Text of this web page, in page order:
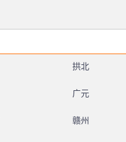
拱北
广元
赣州